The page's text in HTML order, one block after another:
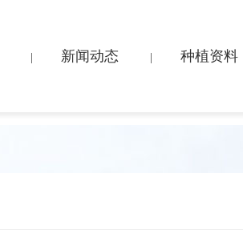
新闻动态 种植资料